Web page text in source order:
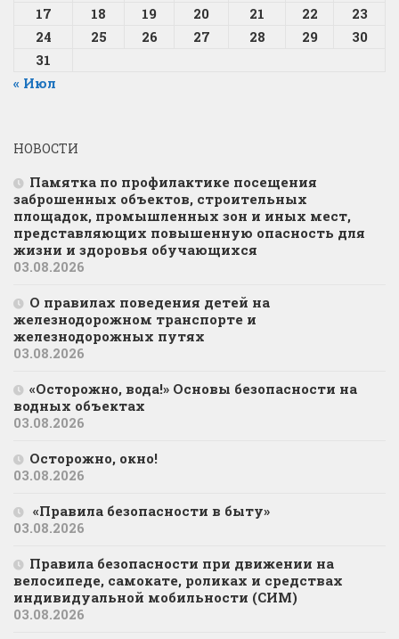
17
18 19 20 21 22
23
24
25 26 27 28 29
30
31
« Июл
НОВОСТИ
Памятка по профилактике посещения
заброшенных объектов, строительных
площадок, промышленных зон и иных мест,
представляющих повышенную опасность для
жизни и здоровья обучающихся
03.08.2026
О правилах поведения детей на
железнодорожном транспорте и
железнодорожных путях
03.08.2026
«Осторожно, вода!» Основы безопасности на
водных объектах
03.08.2026
Осторожно, окно!
03.08.2026
«Правила безопасности в быту»
03.08.2026
Правила безопасности при движении на
велосипеде, самокате, роликах и средствах
индивидуальной мобильности (СИМ)
03.08.2026